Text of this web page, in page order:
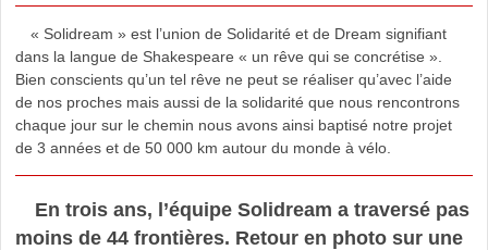
« Solidream » est l’union de Solidarité et de Dream signifiant
dans la langue de Shakespeare « un rêve qui se concrétise ».
Bien conscients qu’un tel rêve ne peut se réaliser qu’avec l’aide
de nos proches mais aussi de la solidarité que nous rencontrons
chaque jour sur le chemin nous avons ainsi baptisé notre projet
de 3 années et de 50 000 km autour du monde à vélo.
En trois ans, l’équipe Solidream a traversé pas
moins de 44 frontières. Retour en photo sur une